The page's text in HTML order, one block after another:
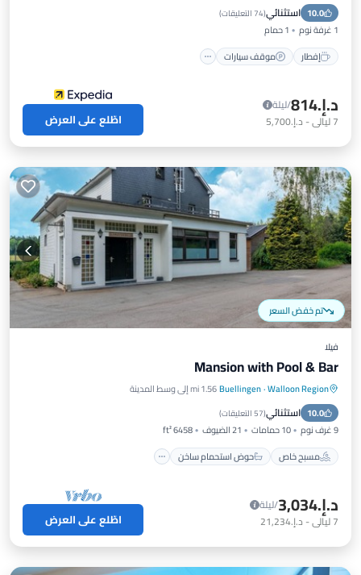
10.0 استثنائي(74 التعليقات )
1 غرفة نوم
1 حمام
إفطار
موقف سيارات
إفطار موقف سيارات
د.إ.‏814
/ليلة
7ليالي- د.إ.‏5,700 اطّلع على العرض
تم خفض السعر
فيلا
Mansion with Pool & Bar
Walloon Region
·
Buellingen1.56 mi إلى وسط المدينة
10.0 استثنائي(57 التعليقات )
9 غرف نوم 10 حمامات 21 الضيوف
6458 ft²
مسبح خاص
حوض استحمام ساخن
مسبح خاص
حوض استحمام ساخن
موقف سيارات
د.إ.‏3,034
/ليلة
7ليالي- د.إ.‏21,234 اطّلع على العرض